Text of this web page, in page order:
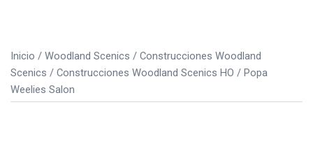
Inicio / Woodland Scenics / Construcciones Woodland
Scenics / Construcciones Woodland Scenics HO / Popa
Weelies Salon